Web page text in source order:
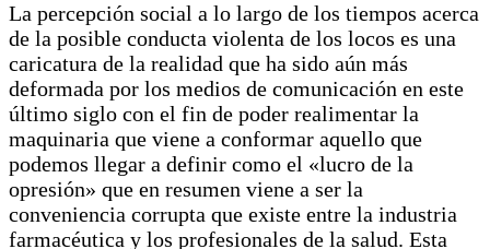
La percepción social a lo largo de los tiempos acerca
de la posible conducta violenta de los locos es una
caricatura de la realidad que ha sido aún más
deformada por los medios de comunicación en este
último siglo con el fin de poder realimentar la
maquinaria que viene a conformar aquello que
podemos llegar a definir como el «lucro de la
opresión» que en resumen viene a ser la
conveniencia corrupta que existe entre la industria
farmacéutica y los profesionales de la salud. Esta